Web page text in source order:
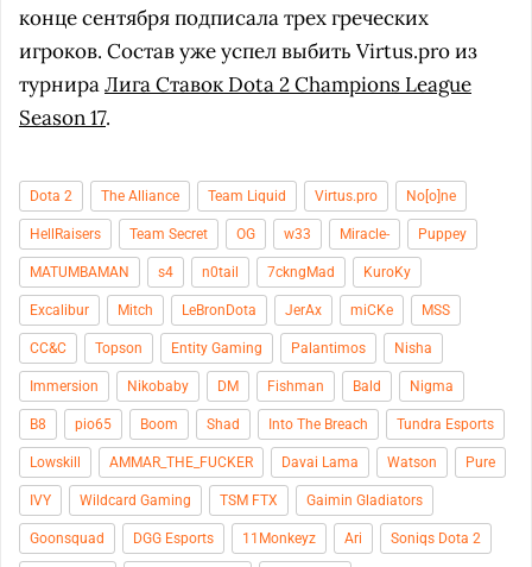
конце сентября подписала трех греческих
игроков. Состав уже успел выбить Virtus.pro из
турнираЛига Ставок Dota 2 Champions League
Season 17.
Dota 2 The Alliance Team Liquid Virtus.pro No[o]ne
HellRaisers Team Secret OG w33 Miracle- Puppey
MATUMBAMAN s4 n0tail 7ckngMad KuroKy
Excalibur Mitch LeBronDota JerAx miCKe MSS
CC&C Topson Entity Gaming Palantimos Nisha
Immersion Nikobaby DM Fishman Bald Nigma
B8 pio65 Boom Shad Into The Breach Tundra Esports
Lowskill AMMAR_THE_FUCKER Davai Lama Watson Pure
IVY Wildcard Gaming TSM FTX Gaimin Gladiators
Goonsquad DGG Esports 11Monkeyz Ari Soniqs Dota 2